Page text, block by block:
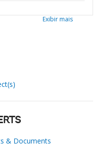
Exibir mais
& Documents